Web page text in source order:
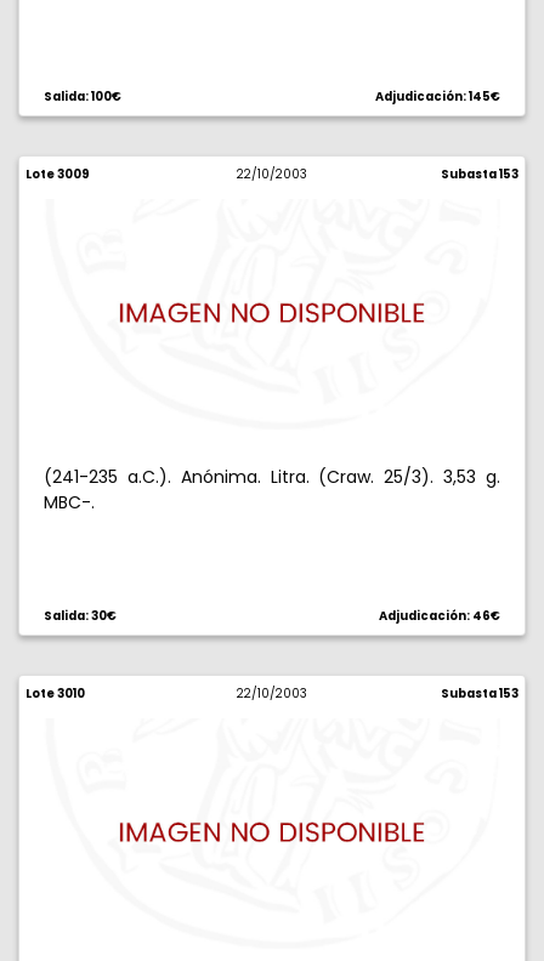
Salida: 100€ Adjudicación: 145€
Lote 3009 22/10/2003 Subasta 153
(241-235 a.C.). Anónima. Litra. (Craw. 25/3). 3,53 g.
MBC-.
Salida: 30€ Adjudicación: 46€
Lote 3010 22/10/2003 Subasta 153